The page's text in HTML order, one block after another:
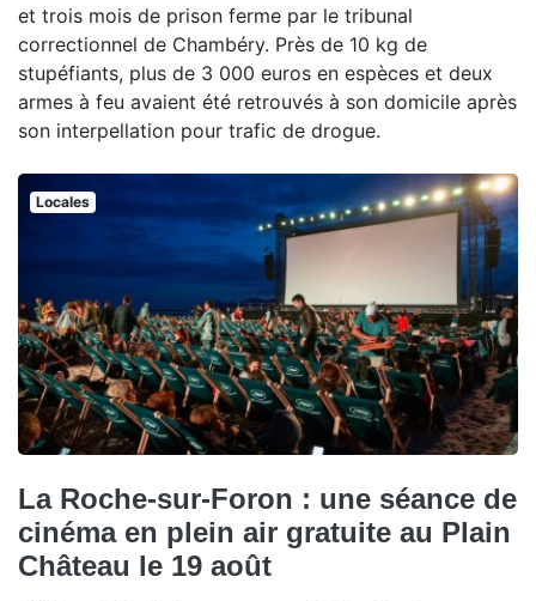
et trois mois de prison ferme par le tribunal
correctionnel de Chambéry. Près de 10 kg de
stupéfiants, plus de 3 000 euros en espèces et deux
armes à feu avaient été retrouvés à son domicile après
son interpellation pour trafic de drogue.
Locales
La Roche-sur-Foron : une séance de
cinéma en plein air gratuite au Plain
Château le 19 août